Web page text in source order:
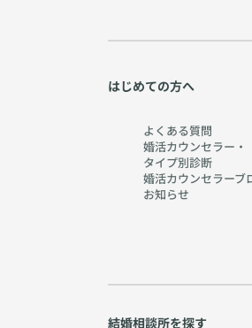
はじめての方へ
よくある質問
婚活カウンセラー・
タイプ別診断
婚活カウンセラーブ
お知らせ
結婚相談所を探す